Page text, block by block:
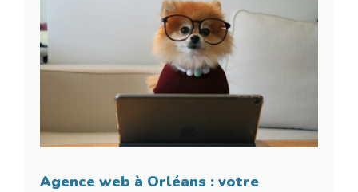
Agence web à Orléans : votre